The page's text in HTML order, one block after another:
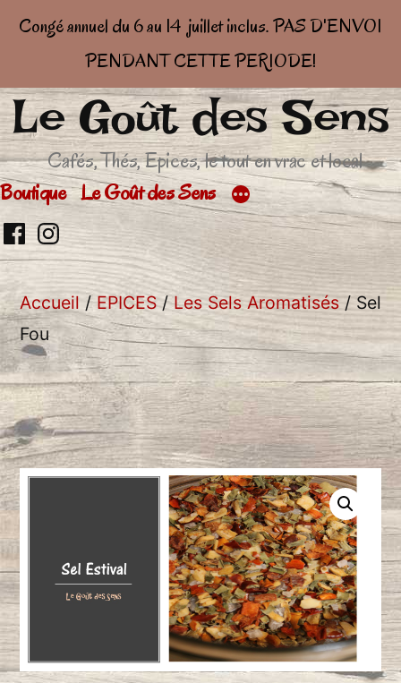
Congé annuel du 6 au 14 juillet inclus. PAS D'ENVOI
PENDANT CETTE PERIODE!
Aller
au
contenu
Le Goût des Sens
Cafés, Thés, Epices, le tout en vrac et local
Boutique Le Goût des Sens
Retrouvez
moi
sur
facebook
Retrouver
moi
sur
Insta
Accueil / EPICES/Les Sels Aromatisés/ Sel
Fou